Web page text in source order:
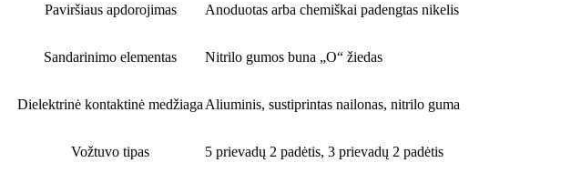
Paviršiaus apdorojimas Anoduotas arba chemiškai padengtas nikelis
Sandarinimo elementas Nitrilo gumos buna „O“ žiedas
Dielektrinė kontaktinė medžiaga Aliuminis, sustiprintas nailonas, nitrilo guma
Vožtuvo tipas 5 prievadų 2 padėtis, 3 prievadų 2 padėtis